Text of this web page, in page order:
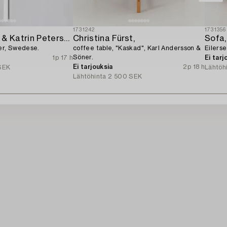
Michael Young & Katrin Petersdottir,
Swedese.
1p 17 h
1731242
Christina Fürst,
coffee table, "Kaskad", Karl Andersson &
Söner.
Ei tarjouksia
2p 18 h
Lähtöhinta 2 500 SEK
1731356
Sofa,
Ei